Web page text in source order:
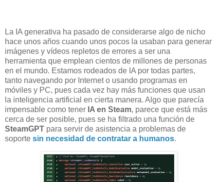
La IA generativa ha pasado de considerarse algo de nicho
hace unos años cuando unos pocos la usaban para generar
imágenes y vídeos repletos de errores a ser una
herramienta que emplean cientos de millones de personas
en el mundo. Estamos rodeados de IA por todas partes,
tanto navegando por Internet o usando programas en
móviles y PC, pues cada vez hay más funciones que usan
la inteligencia artificial en cierta manera. Algo que parecía
impensable como tener IA en Steam, parece que está más
cerca de ser posible, pues se ha filtrado una función de
SteamGPT para servir de asistencia a problemas de
soporte sin necesidad de contratar a humanos.